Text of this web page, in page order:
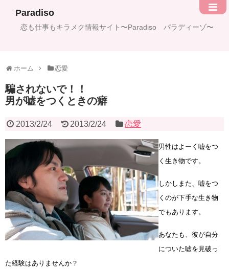
Paradiso
恋も仕事もキラメク情報サイト〜Paradiso パラディーゾ〜
ホーム 恋愛
騙されないで！！
男が嘘をつくときの癖
2013/2/24 2013/2/24 恋愛
男性はよーく嘘をつ
く生き物です。
しかしまた、嘘をつ
くのが下手な生き物
でもあります。
あなたも、彼が自分
についた嘘を見破っ
た経験はありませんか？